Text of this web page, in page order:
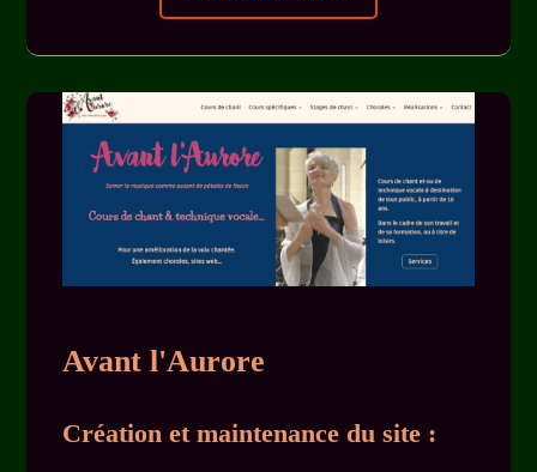
Avant l'Aurore
Création et maintenance du site :